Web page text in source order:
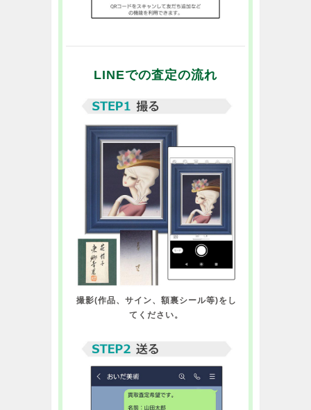
LINEでの査定の流れ
撮影(作品、サイン、額裏シール等)をし
てください。